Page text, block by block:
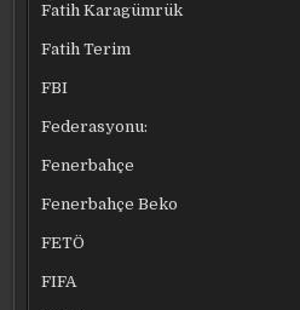
Fatih Karagümrük
Fatih Terim
FBI
Federasyonu:
Fenerbahçe
Fenerbahçe Beko
FETÖ
FIFA